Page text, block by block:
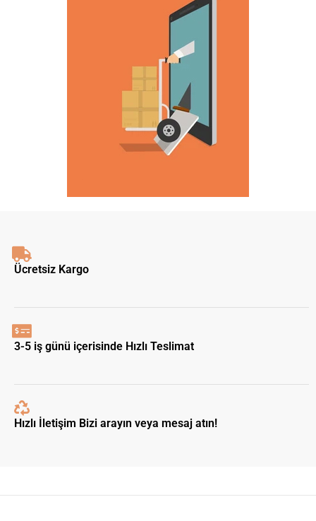
Ücretsiz Kargo
3-5 iş günü içerisinde Hızlı Teslimat
Hızlı İletişim Bizi arayın veya mesaj atın!